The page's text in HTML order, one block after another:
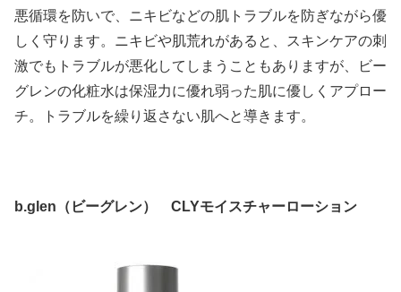
悪循環を防いで、ニキビなどの肌トラブルを防ぎながら優
しく守ります。ニキビや肌荒れがあると、スキンケアの刺
激でもトラブルが悪化してしまうこともありますが、ビー
グレンの化粧水は保湿力に優れ弱った肌に優しくアプロー
チ。トラブルを繰り返さない肌へと導きます。
b.glen（ビーグレン） CLYモイスチャーローション